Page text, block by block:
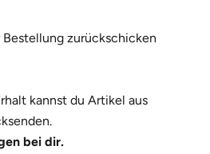
zurückschicken
kannst du Artikel aus
bei dir.